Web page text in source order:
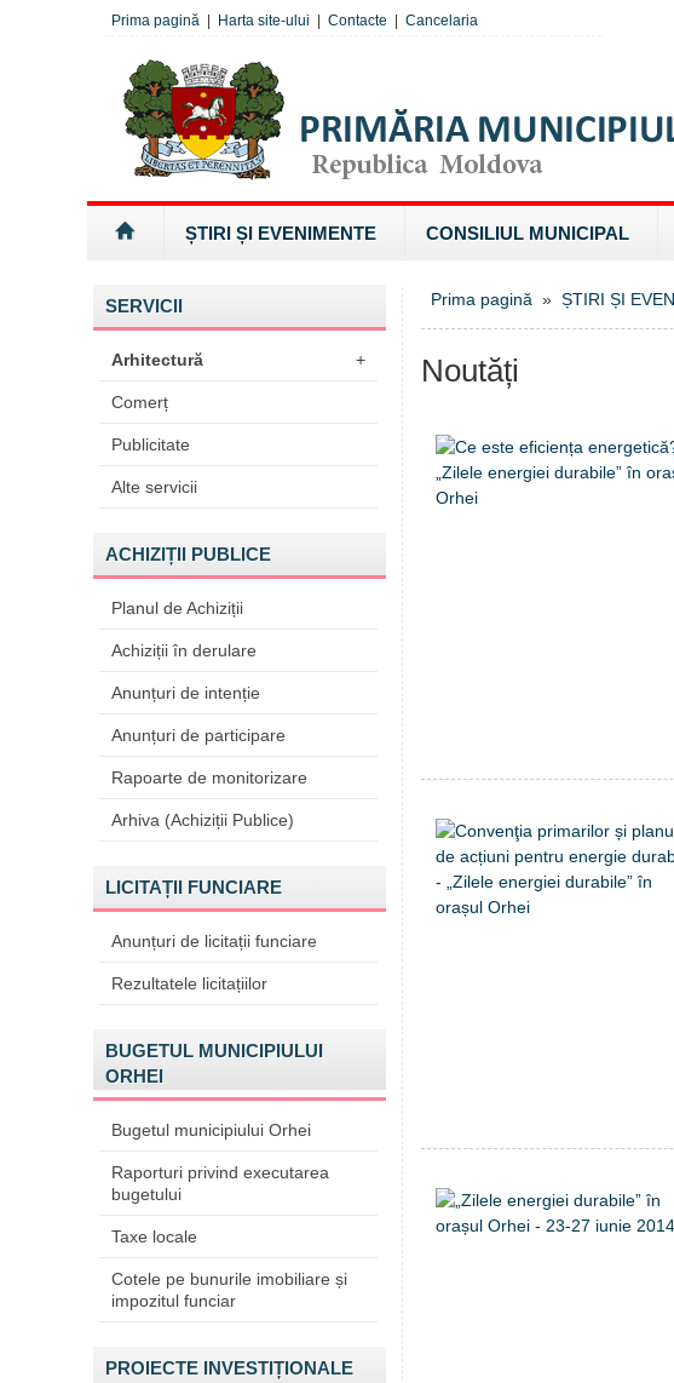
Prima pagină Harta site-ului Contacte Cancelaria
ȘTIRI ȘI EVENIMENTE CONSILIUL MUNICIPAL
SERVICII
Arhitectură +
Comerț
Publicitate
Alte servicii
ACHIZIȚII PUBLICE
Planul de Achiziții
Achiziții în derulare
Anunțuri de intenție
Anunțuri de participare
Rapoarte de monitorizare
Arhiva (Achiziții Publice)
LICITAȚII FUNCIARE
Anunțuri de licitații funciare
Rezultatele licitațiilor
BUGETUL MUNICIPIULUI
ORHEI
Bugetul municipiului Orhei
Raporturi privind executarea
bugetului
Taxe locale
Cotele pe bunurile imobiliare și
impozitul funciar
PROIECTE INVESTIȚIONALE
Prima pagină » ȘTIRI ȘI
Noutăți